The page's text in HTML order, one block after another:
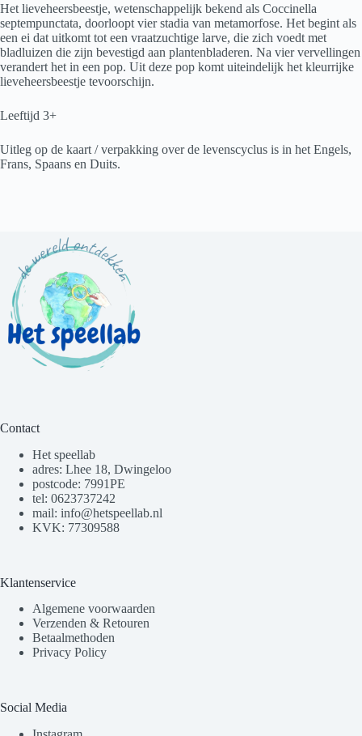
Het lieveheersbeestje, wetenschappelijk bekend als Coccinella
septempunctata, doorloopt vier stadia van metamorfose. Het begint als
een ei dat uitkomt tot een vraatzuchtige larve, die zich voedt met
bladluizen die zijn bevestigd aan plantenbladeren. Na vier vervellingen
verandert het in een pop. Uit deze pop komt uiteindelijk het kleurrijke
lieveheersbeestje tevoorschijn.
Leeftijd 3+
Uitleg op de kaart / verpakking over de levenscyclus is in het Engels,
Frans, Spaans en Duits.
Contact
Het speellab
adres: Lhee 18, Dwingeloo
postcode: 7991PE
tel: 0623737242
mail: info@hetspeellab.nl
KVK: 77309588
Klantenservice
Algemene voorwaarden
Verzenden & Retouren
Betaalmethoden
Privacy Policy
Social Media